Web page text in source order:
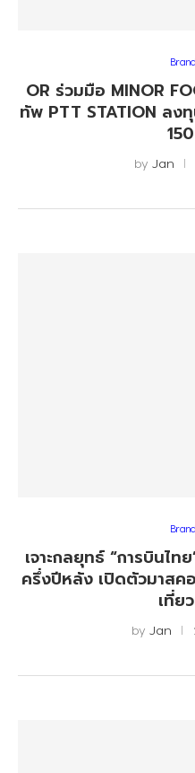
OR ร่วมมือ MINOR
ทัพ PTT STATION ลง
by Jan
เจาะกลยุทธ์ “การบินไ
ครึ่งปีหลัง เปิดตัวมาส
เที่ย
by Jan